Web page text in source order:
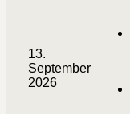
13.
September
2026